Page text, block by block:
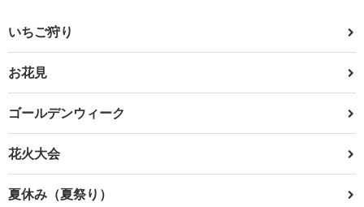
いちご狩り
お花見
ゴールデンウィーク
花火大会
夏休み（夏祭り）